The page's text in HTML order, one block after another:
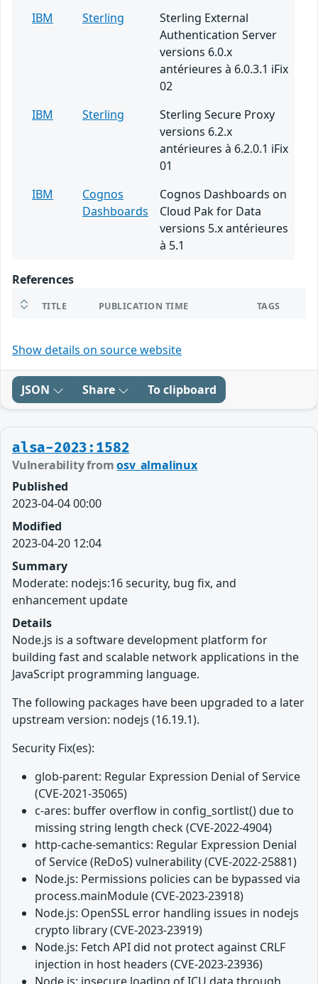
IBM
Sterling
Sterling External
Authentication Server
versions 6.0.x
antérieures à 6.0.3.1 iFix
02
IBM
Sterling
Sterling Secure Proxy
versions 6.2.x
antérieures à 6.2.0.1 iFix
01
IBM
Cognos
Dashboards
Cognos Dashboards on
Cloud Pak for Data
versions 5.x antérieures
à 5.1
References
TITLE PUBLICATION TIME TAGS
Show details on source website
JSON Share To clipboard
alsa-2023:1582
Vulnerability fromosv_almalinux
Published
2023-04-04 00:00
Modified
2023-04-20 12:04
Summary
Moderate: nodejs:16 security, bug fix, and
enhancement update
Details
Node.js is a software development platform for
building fast and scalable network applications in the
JavaScript programming language.
The following packages have been upgraded to a later
upstream version: nodejs (16.19.1).
Security Fix(es):
glob-parent: Regular Expression Denial of Service
(CVE-2021-35065)
c-ares: buffer overflow in config_sortlist() due to
missing string length check (CVE-2022-4904)
http-cache-semantics: Regular Expression Denial
of Service (ReDoS) vulnerability (CVE-2022-25881)
Node.js: Permissions policies can be bypassed via
process.mainModule (CVE-2023-23918)
Node.js: OpenSSL error handling issues in nodejs
crypto library (CVE-2023-23919)
Node.js: Fetch API did not protect against CRLF
injection in host headers (CVE-2023-23936)